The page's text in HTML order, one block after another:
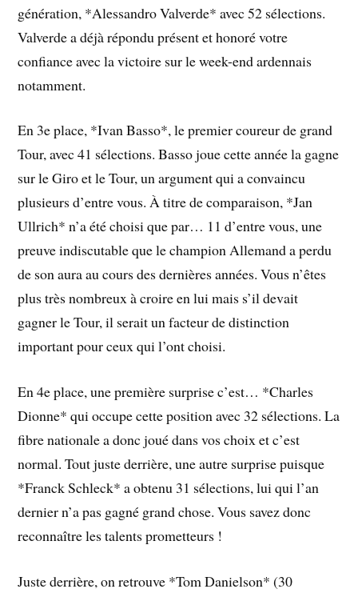
génération, *Alessandro Valverde* avec 52 sélections.
Valverde a déjà répondu présent et honoré votre
confiance avec la victoire sur le week-end ardennais
notamment.
En 3e place, *Ivan Basso*, le premier coureur de grand
Tour, avec 41 sélections. Basso joue cette année la gagne
sur le Giro et le Tour, un argument qui a convaincu
plusieurs d’entre vous. À titre de comparaison, *Jan
Ullrich* n’a été choisi que par… 11 d’entre vous, une
preuve indiscutable que le champion Allemand a perdu
de son aura au cours des dernières années. Vous n’êtes
plus très nombreux à croire en lui mais s’il devait
gagner le Tour, il serait un facteur de distinction
important pour ceux qui l’ont choisi.
En 4e place, une première surprise c’est… *Charles
Dionne* qui occupe cette position avec 32 sélections. La
fibre nationale a donc joué dans vos choix et c’est
normal. Tout juste derrière, une autre surprise puisque
*Franck Schleck* a obtenu 31 sélections, lui qui l’an
dernier n’a pas gagné grand chose. Vous savez donc
reconnaître les talents prometteurs !
Juste derrière, on retrouve *Tom Danielson* (30